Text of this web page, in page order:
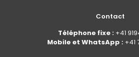
Contact
Téléphone fixe : +41
Mobile et WhatsApp : +41